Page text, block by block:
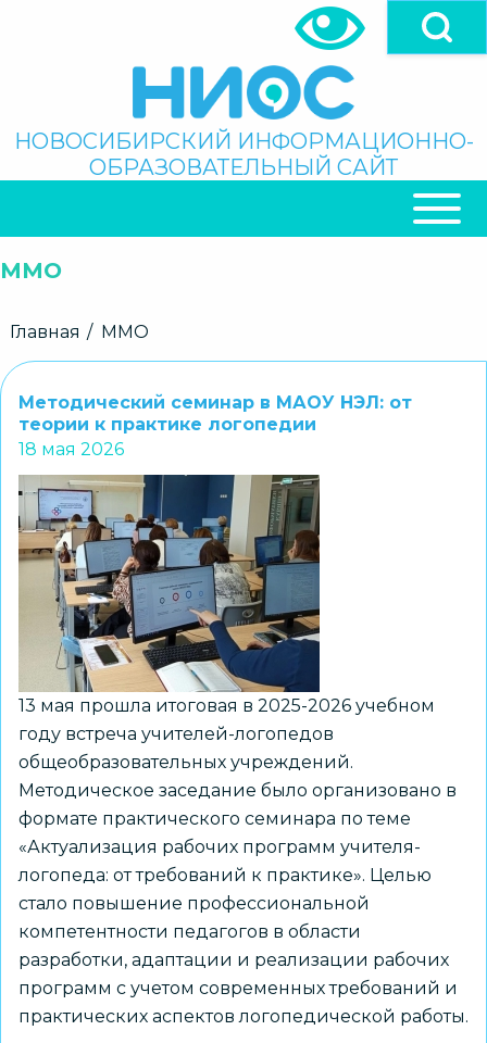
Поиск
НОВОСИБИРСКИЙ ИНФОРМАЦИОННО-
ОБРАЗОВАТЕЛЬНЫЙ САЙТ
НАВИГАЦИЯ
ММО
Строка
Главная ММО
Методический семинар в МАОУ НЭЛ: от
теории к практике логопедии
18 мая 2026
13 мая прошла итоговая в 2025-2026 учебном
году встреча учителей-логопедов
общеобразовательных учреждений.
Методическое заседание было организовано в
формате практического семинара по теме
«Актуализация рабочих программ учителя-
логопеда: от требований к практике». Целью
стало повышение профессиональной
компетентности педагогов в области
разработки, адаптации и реализации рабочих
программ с учетом современных требований и
практических аспектов логопедической работы.